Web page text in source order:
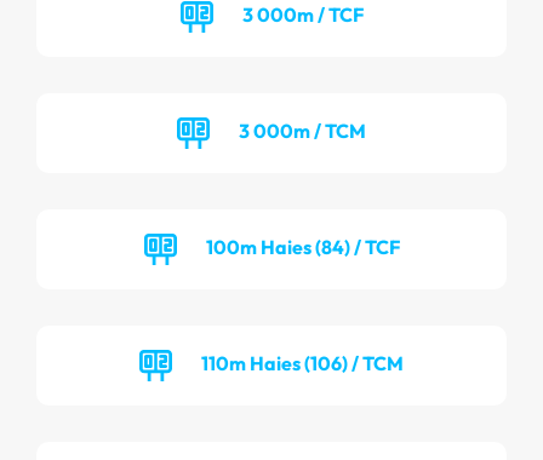
3 000m / TCF
3 000m / TCM
100m Haies (84) / TCF
110m Haies (106) / TCM